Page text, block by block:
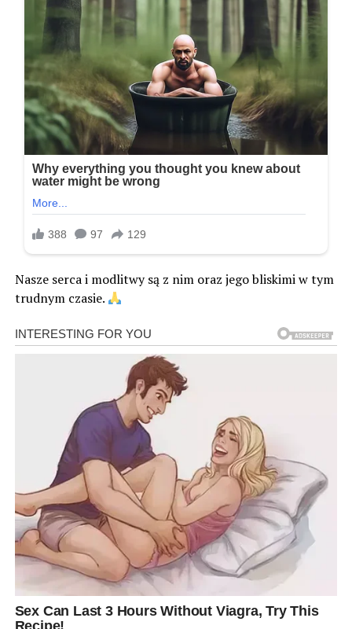
Nasze serca i modlitwy są z nim oraz jego bliskimi w tym
trudnym czasie.